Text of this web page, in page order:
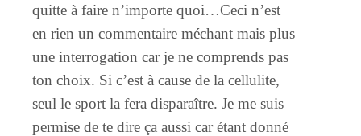
quitte à faire n’importe quoi…Ceci n’est
en rien un commentaire méchant mais plus
une interrogation car je ne comprends pas
ton choix. Si c’est à cause de la cellulite,
seul le sport la fera disparaître. Je me suis
permise de te dire ça aussi car étant donné